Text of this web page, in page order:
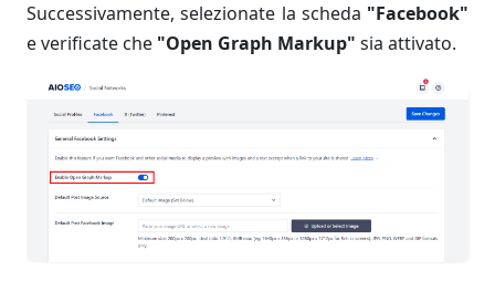
Successivamente, selezionate la scheda "Facebook"
e verificate che "Open Graph Markup" sia attivato.